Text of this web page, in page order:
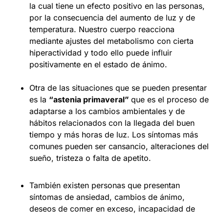
la cual tiene un efecto positivo en las personas,
por la consecuencia del aumento de luz y de
temperatura. Nuestro cuerpo reacciona
mediante ajustes del metabolismo con cierta
hiperactividad y todo ello puede influir
positivamente en el estado de ánimo.
Otra de las situaciones que se pueden presentar
es la “astenia primaveral” que es el proceso de
adaptarse a los cambios ambientales y de
hábitos relacionados con la llegada del buen
tiempo y más horas de luz. Los síntomas más
comunes pueden ser cansancio, alteraciones del
sueño, tristeza o falta de apetito.
También existen personas que presentan
síntomas de ansiedad, cambios de ánimo,
deseos de comer en exceso, incapacidad de